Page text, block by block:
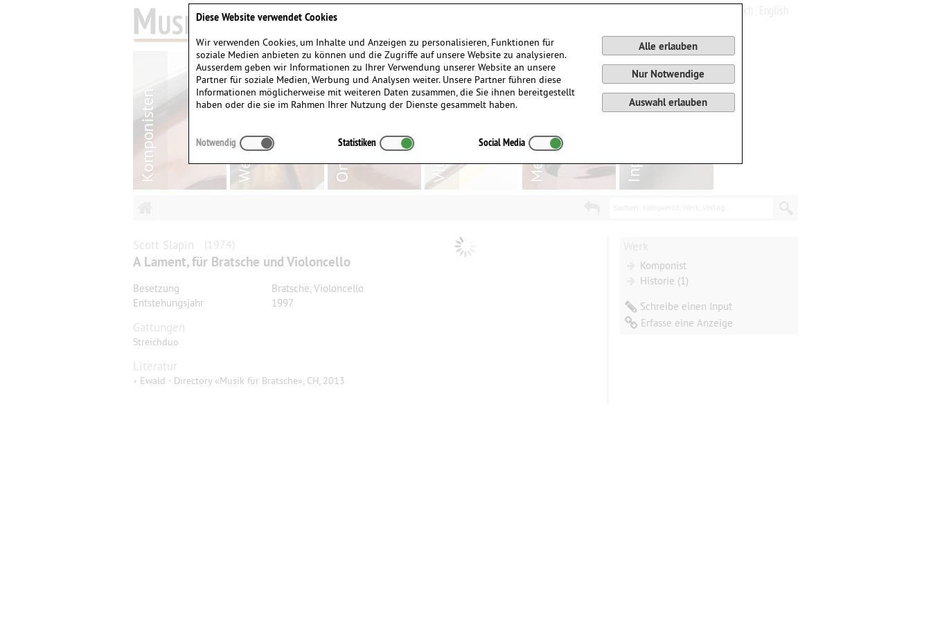
Scott Slapin (1974)
A Lament, für Bratsche und Violoncello
Besetzung
Bratsche, Violoncello
Entstehungsjahr
1997
Gattungen
Streichduo
Literatur
• Ewald · Directory «Musik für Bratsche», CH, 2013
Komponist
Historie (1)
Schreibe einen Input
Erfasse eine Anzeige
Diese Website verwendet Cookies
Wir verwenden Cookies, um Inhalte und Anzeigen zu personalisieren, Funktionen für
soziale Medien anbieten zu können und die Zugriffe auf unsere Website zu analysieren.
Ausserdem geben wir Informationen zu Ihrer Verwendung unserer Website an unsere
Partner für soziale Medien, Werbung und Analysen weiter. Unsere Partner führen diese
Informationen möglicherweise mit weiteren Daten zusammen, die Sie ihnen bereitgestellt
haben oder die sie im Rahmen Ihrer Nutzung der Dienste gesammelt haben.
Alle erlauben
Nur Notwendige
Auswahl erlauben
Notwendig Statistiken Social Media